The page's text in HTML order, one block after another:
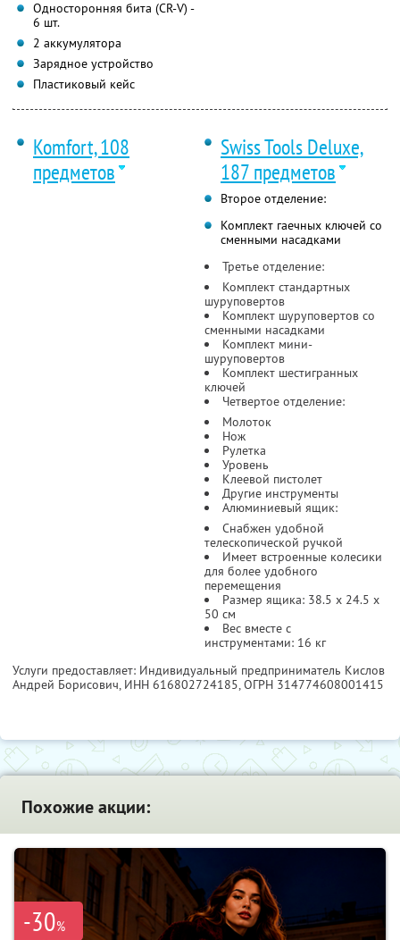
Односторонняя бита (CR-V) -
6 шт.
2 аккумулятора
Зарядное устройство
Пластиковый кейс
Komfort, 108
предметов
Swiss Tools Deluxe,
187 предметов
Второе отделение:
Комплект гаечных ключей со
сменными насадками
Третье отделение:
Комплект стандартных
шуруповертов
Комплект шуруповертов со
сменными насадками
Комплект мини-
шуруповертов
Комплект шестигранных
ключей
Четвертое отделение:
Молоток
Нож
Рулетка
Уровень
Клеевой пистолет
Другие инструменты
Алюминиевый ящик:
Снабжен удобной
телескопической ручкой
Имеет встроенные колесики
для более удобного
перемещения
Размер ящика: 38.5 x 24.5 x
50 см
Вес вместе с
инструментами: 16 кг
Услуги предоставляет: Индивидуальный предприниматель Кислов
Андрей Борисович, ИНН 616802724185, ОГРН 314774608001415
Похожие акции:
-30%